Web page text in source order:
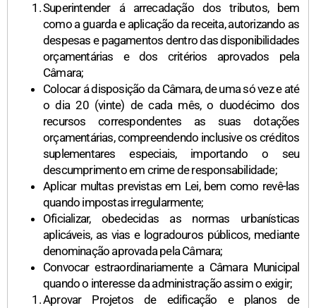
Superintender á arrecadação dos tributos, bem
como a guarda e aplicação da receita, autorizando as
despesas e pagamentos dentro das disponibilidades
orçamentárias e dos critérios aprovados pela
Câmara;
Colocar á disposição da Câmara, de uma só vez e até
o dia 20 (vinte) de cada mês, o duodécimo dos
recursos correspondentes as suas dotações
orçamentárias, compreendendo inclusive os créditos
suplementares especiais, importando o seu
descumprimento em crime de responsabilidade;
Aplicar multas previstas em Lei, bem como revê-las
quando impostas irregularmente;
Oficializar, obedecidas as normas urbanísticas
aplicáveis, as vias e logradouros públicos, mediante
denominação aprovada pela Câmara;
Convocar estraordinariamente a Câmara Municipal
quando o interesse da administração assim o exigir;
Aprovar Projetos de edificação e planos de